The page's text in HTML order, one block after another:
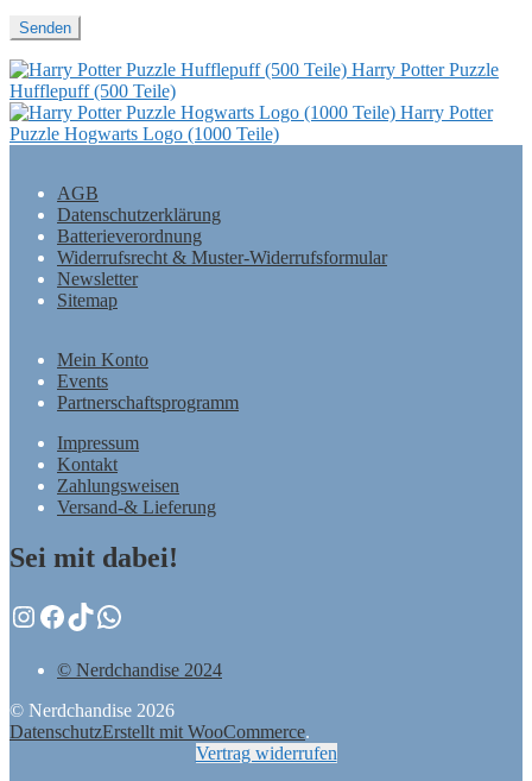
Harry Potter Puzzle
Hufflepuff (500 Teile)
Harry Potter
Puzzle Hogwarts Logo (1000 Teile)
AGB
Datenschutzerklärung
Batterieverordnung
Widerrufsrecht & Muster-Widerrufsformular
Newsletter
Sitemap
Mein Konto
Events
Partnerschaftsprogramm
Impressum
Kontakt
Zahlungsweisen
Versand-& Lieferung
Sei mit dabei!
Instagram
Facebook
TikTok
WhatsApp
© Nerdchandise 2024
© Nerdchandise 2026
DatenschutzErstellt mit WooCommerce.
Vertrag widerrufen